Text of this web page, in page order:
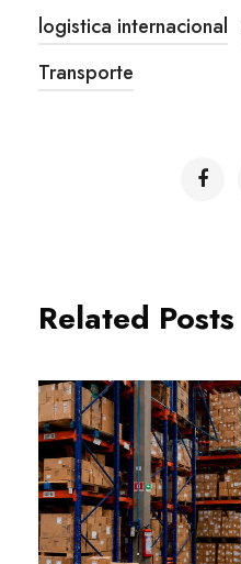
logistica internacional
Transporte
Related Posts